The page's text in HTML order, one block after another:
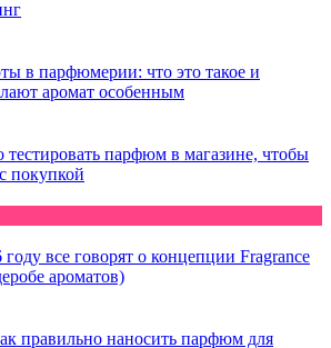
в парфюмерии: что это такое и
аромат особенным
тестировать парфюм в магазине, чтобы
покупкой
все говорят о концепции Fragrance
ароматов)
правильно наносить парфюм для